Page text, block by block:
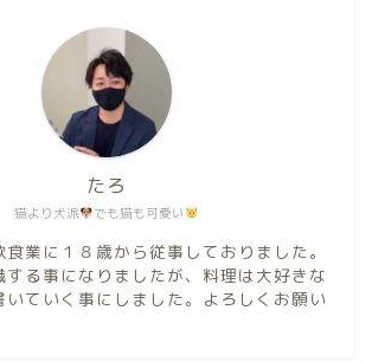
猫より犬派 でも猫も可愛い
たろ
業に１８歳から従事しておりました。
する事になりましたが、料理は大好きな
いていく事にしました。よろしくお願い